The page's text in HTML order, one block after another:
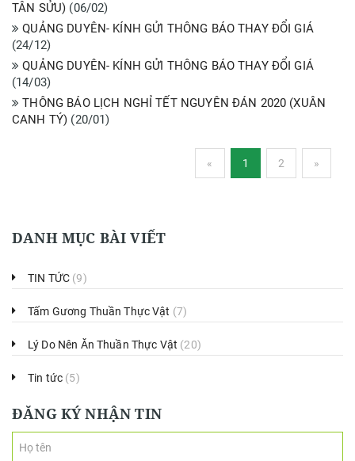
TÂN SỬU) (06/02)
QUẢNG DUYÊN- KÍNH GỬI THÔNG BÁO THAY ĐỔI GIÁ
(24/12)
QUẢNG DUYÊN- KÍNH GỬI THÔNG BÁO THAY ĐỔI GIÁ
(14/03)
THÔNG BÁO LỊCH NGHỈ TẾT NGUYÊN ĐÁN 2020 (XUÂN
CANH TÝ) (20/01)
« 1 2 »
DANH MỤC BÀI VIẾT
TIN TỨC (9)
Tấm Gương Thuần Thực Vật (7)
Lý Do Nên Ăn Thuần Thực Vật (20)
Tin tức (5)
ĐĂNG KÝ NHẬN TIN